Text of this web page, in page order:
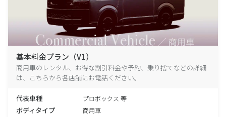
基本料金プラン（V1）
商用車のレンタル、お得な割引料金や予約、乗り捨てなどの詳細
は、こちらから各店舗にお電話ください。
代表車種 プロボックス 等
ボディタイプ 商用車